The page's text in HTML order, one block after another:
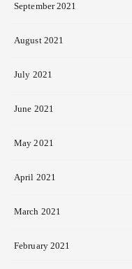
September 2021
August 2021
July 2021
June 2021
May 2021
April 2021
March 2021
February 2021